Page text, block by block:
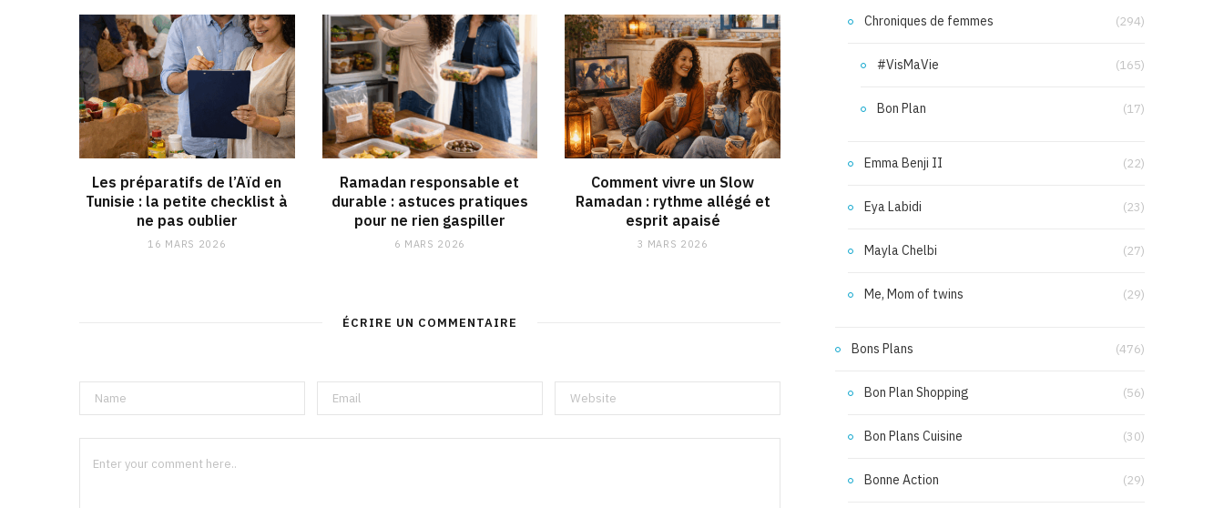
Les préparatifs de l’Aïd en
Tunisie : la petite checklist à
ne pas oublier
16 MARS 2026
Ramadan responsable et
durable : astuces pratiques
pour ne rien gaspiller
6 MARS 2026
Comment vivre un Slow
Ramadan : rythme allégé et
esprit apaisé
3 MARS 2026
ÉCRIRE UN COMMENTAIRE
Chroniques de femmes (294)
#VisMaVie (165)
Bon Plan (17)
Emma Benji II (22)
Eya Labidi (23)
Mayla Chelbi (27)
Me, Mom of twins (29)
Bons Plans (476)
Bon Plan Shopping (56)
Bon Plans Cuisine (30)
Bonne Action (29)